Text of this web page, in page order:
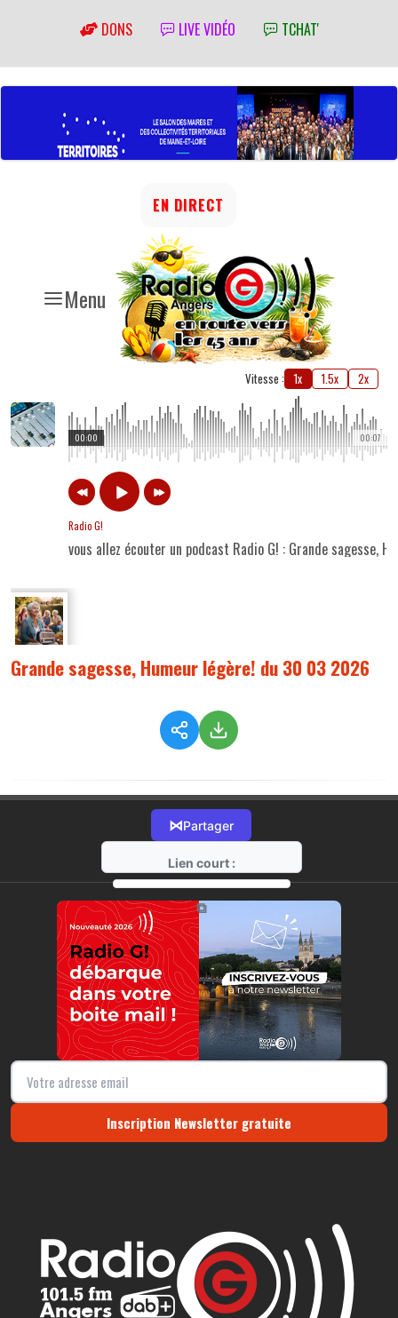
DONS LIVE VIDÉO TCHAT'
Menu
EN DIRECT
Vitesse : 1x 1.5x 2x
00:07
00:00
Radio G!
vous allez écouter un podcast Radio G! : Grande sagesse,
Grande sagesse, Humeur légère! du 30 03 2026
⋈Partager
Lien court :
https://radio-g.fr?21477
⧉
Inscription Newsletter gratuite